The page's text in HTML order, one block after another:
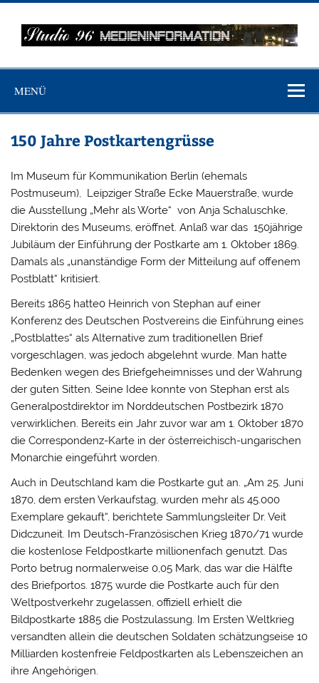
Zum
springen
MEDIENINFO-
BERLIN
MENÜ
150 Jahre Postkartengrüsse
Im Museum für Kommunikation Berlin (ehemals
Postmuseum), Leipziger Straße Ecke Mauerstraße, wurde
die Ausstellung „Mehr als Worte“ von Anja Schaluschke,
Direktorin des Museums, eröffnet. Anlaß war das 150jährige
Jubiläum der Einführung der Postkarte am 1. Oktober 1869.
Damals als „unanständige Form der Mitteilung auf offenem
Postblatt“ kritisiert.
Bereits 1865 hatte0 Heinrich von Stephan auf einer
Konferenz des Deutschen Postvereins die Einführung eines
„Postblattes“ als Alternative zum traditionellen Brief
vorgeschlagen, was jedoch abgelehnt wurde. Man hatte
Bedenken wegen des Briefgeheimnisses und der Wahrung
der guten Sitten. Seine Idee konnte von Stephan erst als
Generalpostdirektor im Norddeutschen Postbezirk 1870
verwirklichen. Bereits ein Jahr zuvor war am 1. Oktober 1870
die Correspondenz-Karte in der österreichisch-ungarischen
Monarchie eingeführt worden.
Auch in Deutschland kam die Postkarte gut an. „Am 25. Juni
1870, dem ersten Verkaufstag, wurden mehr als 45.000
Exemplare gekauft“, berichtete Sammlungsleiter Dr. Veit
Didczuneit. Im Deutsch-Französischen Krieg 1870/71 wurde
die kostenlose Feldpostkarte millionenfach genutzt. Das
Porto betrug normalerweise 0,05 Mark, das war die Hälfte
des Briefportos. 1875 wurde die Postkarte auch für den
Weltpostverkehr zugelassen, offiziell erhielt die
Bildpostkarte 1885 die Postzulassung. Im Ersten Weltkrieg
versandten allein die deutschen Soldaten schätzungseise 10
Milliarden kostenfreie Feldpostkarten als Lebenszeichen an
ihre Angehörigen.